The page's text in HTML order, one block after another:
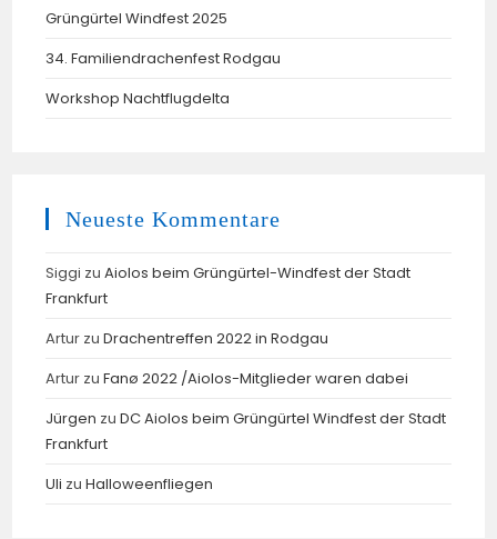
Grüngürtel Windfest 2025
34. Familiendrachenfest Rodgau
Workshop Nachtflugdelta
Neueste Kommentare
Siggi zuAiolos beim Grüngürtel-Windfest der Stadt
Frankfurt
Artur zuDrachentreffen 2022 in Rodgau
Artur zuFanø 2022 /Aiolos-Mitglieder waren dabei
Jürgen zuDC Aiolos beim Grüngürtel Windfest der Stadt
Frankfurt
Uli zuHalloweenfliegen